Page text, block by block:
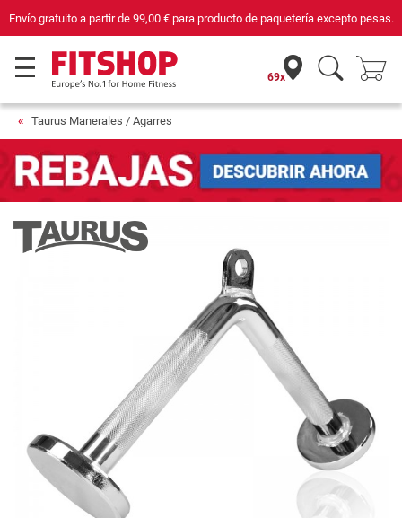
Envío gratuito a partir de99,00 €para producto de paquetería excepto pesas.
69x
Taurus Manerales / Agarres